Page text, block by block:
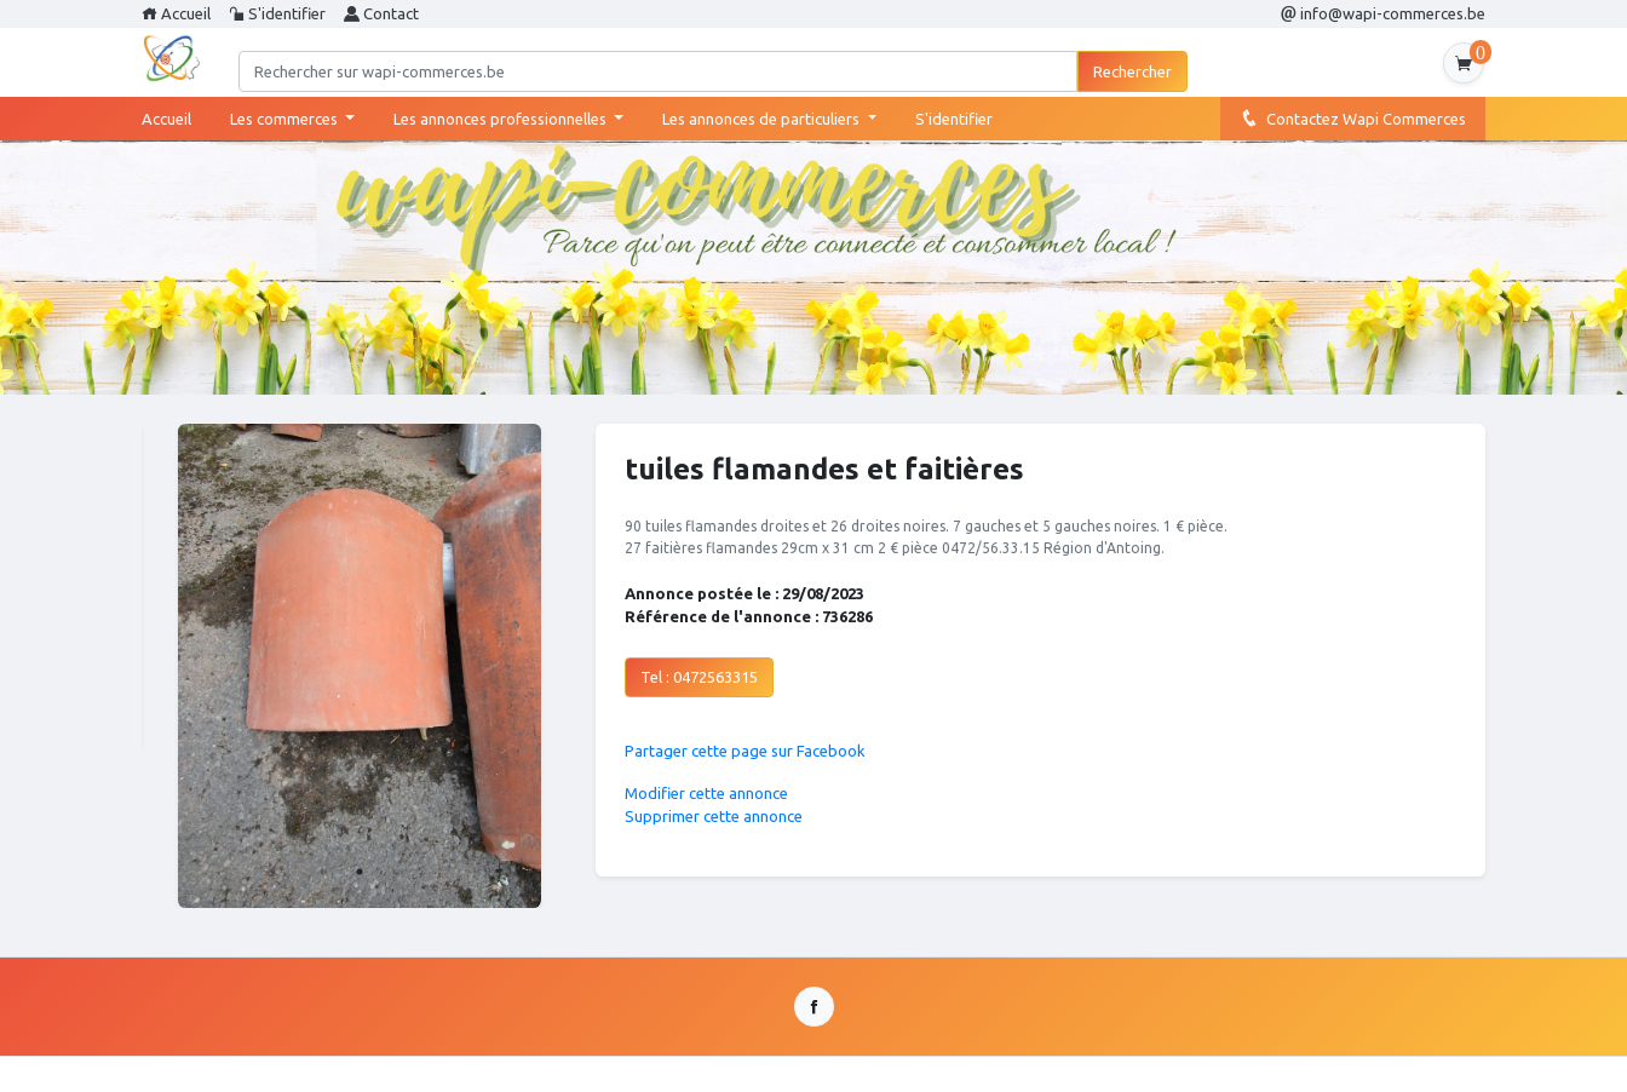
Accueil S'identifier Contact info@wapi-commerces.be
0
Accueil (current)Les commerces Les annonces professionnelles Les annonces de particuliers S'identifier Contactez Wapi Commerces
tuiles flamandes et faitières
90 tuiles flamandes droites et 26 droites noires. 7 gauches et 5 gauches noires. 1 € pièce.
27 faitières flamandes 29cm x 31 cm 2 € pièce 0472/56.33.15 Région d'Antoing.
Annonce postée le : 29/08/2023
Référence de l'annonce : 736286
Tel : 0472563315
Partager cette page sur Facebook
Modifier cette annonce
Supprimer cette annonce